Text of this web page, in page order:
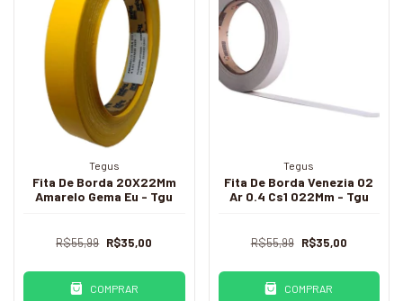
Tegus
Fita De Borda 20X22Mm
Amarelo Gema Eu - Tgu
R$55,99 R$35,00
COMPRAR
Tegus
Fita De Borda Venezia 02
Ar 0.4 Cs1 022Mm - Tgu
R$55,99 R$35,00
COMPRAR